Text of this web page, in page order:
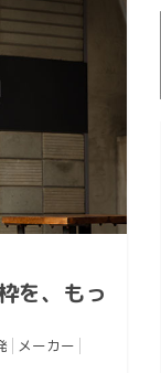
を、もっ
メーカー